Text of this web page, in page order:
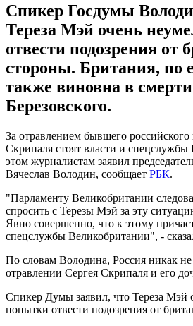
Спикер Госдумы
Тереза Мэй очень
отвести подозрения от
стороны. Британия, по
также виновна в
Березовского.
За отравлением бывшего
Скрипаля стоят власти и
этом журналистам заявил
Вячеслав Володин, сообщает РБК.
"Парламенту Великобритании
спросить с Терезы Мэй за эту
Явно совершенно, что к этому
спецслужбы Великобритании", -
По словам Володина, Россия никак не
отравлении Сергея Скрипаля и его
Спикер Думы заявил, что Тереза Мэй
попытки отвести подозрения от